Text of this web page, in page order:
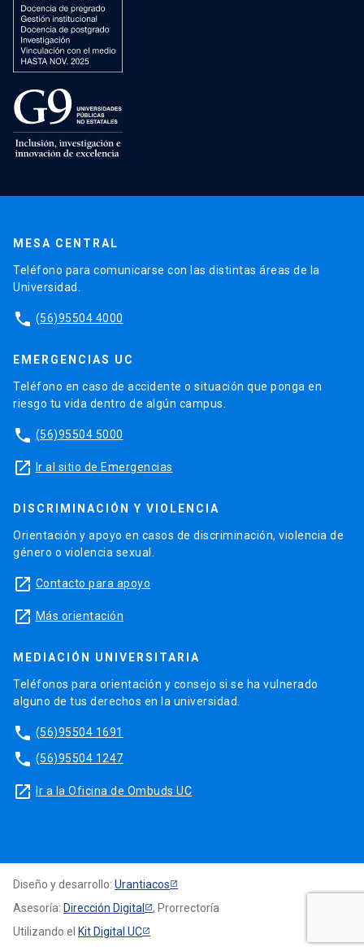
MESA CENTRAL
Teléfono para comunicarse con las distintas áreas de la
Universidad.
phone (56)95504 4000
EMERGENCIAS UC
Teléfono en caso de accidente o situación que ponga en
riesgo tu vida dentro de algún campus.
phone (56)95504 5000
launch Ir al sitio de Emergencias
DISCRIMINACIÓN Y VIOLENCIA
Orientación y apoyo en casos de discriminación, violencia de
género o violencia sexual.
launch Contacto para apoyo
launch Más orientación
MEDIACIÓN UNIVERSITARIA
Teléfonos para orientación y consejo si se ha vulnerado
alguno de tus derechos en la universidad.
phone (56)95504 1691
phone (56)95504 1247
launch Ir a la Oficina de Ombuds UC
Diseño y desarrollo: Urantiacos
Asesoría: Dirección Digital
, Prorrectoría
Utilizando el Kit Digital UC